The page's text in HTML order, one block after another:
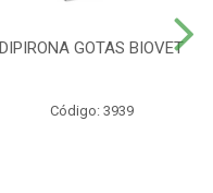
DIPIRONA GOTAS BIOVET
Código: 3939